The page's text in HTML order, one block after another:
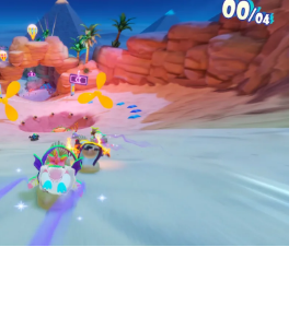
ルゲーム産業史
ルゲーム史における主要なトピック・タイト
ほか、開発者へのインタビューや識者による
約20年の歴史が一望できる決定版！
たり〜ゲームクリエイターの青春〜
『ペンと箸』等で知られるマンガ家・田中圭
ゲーム業界レポートマンガです。
ームは面白い？
・hamatsu氏がゲームの魅力を画面や操作の
ら解き明かしていく、硬派で骨太な評論連載